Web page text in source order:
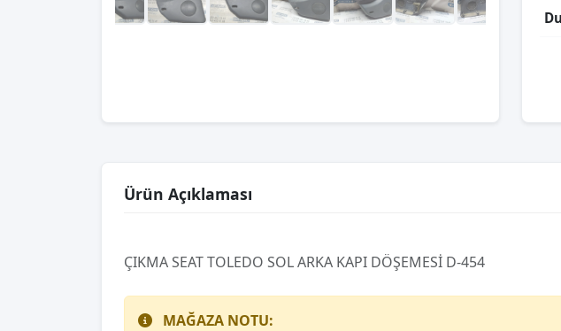
Ürün Açıklaması
ÇIKMA SEAT TOLEDO SOL ARKA KAPI DÖŞEMESİ D-454
MAĞAZA NOTU: